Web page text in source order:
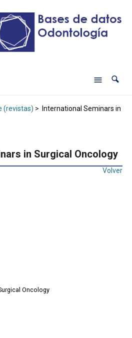
(revistas) > International Seminars in
in Surgical Oncology
Volver
Oncology